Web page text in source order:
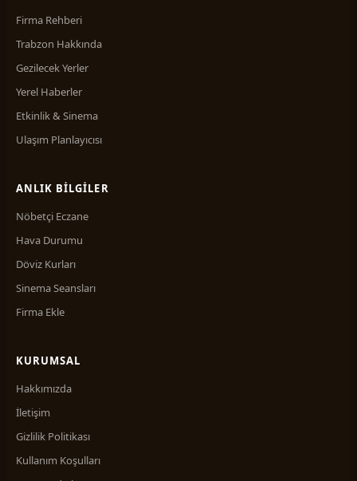
Firma Rehberi
Trabzon Hakkında
Gezilecek Yerler
Yerel Haberler
Etkinlik & Sinema
Ulaşım Planlayıcısı
ANLIK BILGILER
Nöbetçi Eczane
Hava Durumu
Döviz Kurları
Sinema Seansları
Firma Ekle
KURUMSAL
Hakkımızda
İletişim
Gizlilik Politikası
Kullanım Koşulları